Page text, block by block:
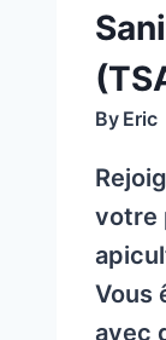
By Eric
votre
Vous
avec